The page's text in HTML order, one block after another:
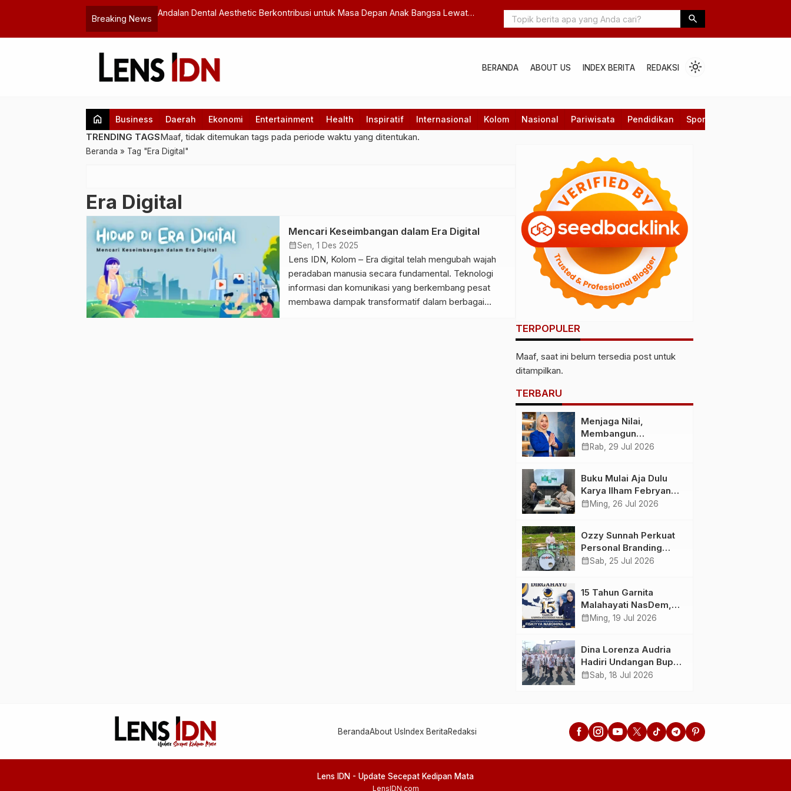
Breaking News
untuk Masa Depan Anak Bangsa Lewat
Presiden Prabowo Serahkan Rafale hingga Radar Canggih, Perkuat Pertahanan
Shafira Veliza: Dari Panggung Musik ke Layar Lebar Internasional
search
BERANDA ABOUT US INDEX BERITA REDAKSI light_mode
home Business Daerah Ekonomi Entertainment Health Inspiratif Internasional Kolom Nasional Pariwisata Pendidikan Sport
TRENDING TAGSMaaf, tidak ditemukan tags pada periode waktu yang ditentukan.
Beranda » Tag "Era Digital"
Era Digital
Mencari Keseimbangan dalam Era Digital
calendar_monthSen, 1 Des 2025
Lens IDN, Kolom – Era digital telah mengubah wajah
peradaban manusia secara fundamental. Teknologi
informasi dan komunikasi yang berkembang pesat
membawa dampak transformatif dalam berbagai
TERPOPULER
Maaf, saat ini belum tersedia post untuk
ditampilkan.
TERBARU
Menjaga Nilai,
Membangun
Kemandirian
Ekonomi Perempuan
yang Berdaya,
Akuntabel dan
Ahlussunnah wal
Jamaah
calendar_month Rab, 29 Jul 2026
Buku Mulai Aja Dulu
Karya Ilham Febryan
Hadir, Dorong Anak
Bertindak
calendar_month Ming, 26 Jul 2026
Ozzy Sunnah Perkuat
Personal Branding
sebagai Drummer,
Video Klip AI “Jagalah
Cinta”
calendar_monthSab, 25 Jul 2026
15 Tahun Garnita
Malahayati NasDem,
Menginspirasi
calendar_month Ming, 19 Jul 2026
Dina Lorenza Audria
Hadiri Undangan Bupati
Banyuwangi, Saksikan
calendar_monthSab, 18 Jul 2026
BerandaAbout Us Index BeritaRedaksi
Lens IDN - Update Secepat Kedipan Mata
LensIDN.com